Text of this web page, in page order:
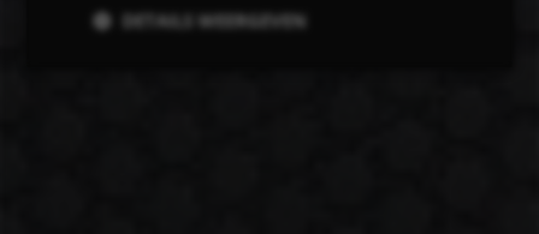
DETAILS WEERGEVEN